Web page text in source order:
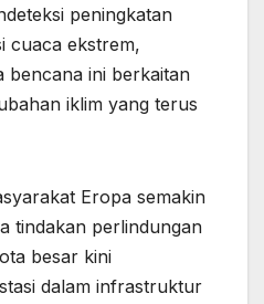
peningkatan
cuaca ekstrem,
bencana ini berkaitan
iklim yang terus
Eropa semakin
tindakan perlindungan
besar kini
dalam infrastruktur